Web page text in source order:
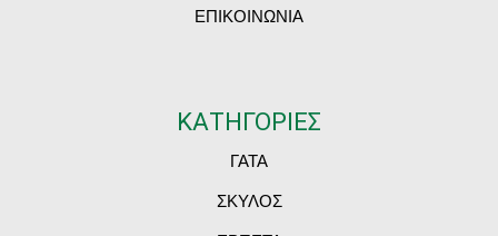
ΕΠΙΚΟΙΝΩΝΙΑ
ΚΑΤΗΓΟΡΙΕΣ
ΓΑΤΑ
ΣΚΥΛΟΣ